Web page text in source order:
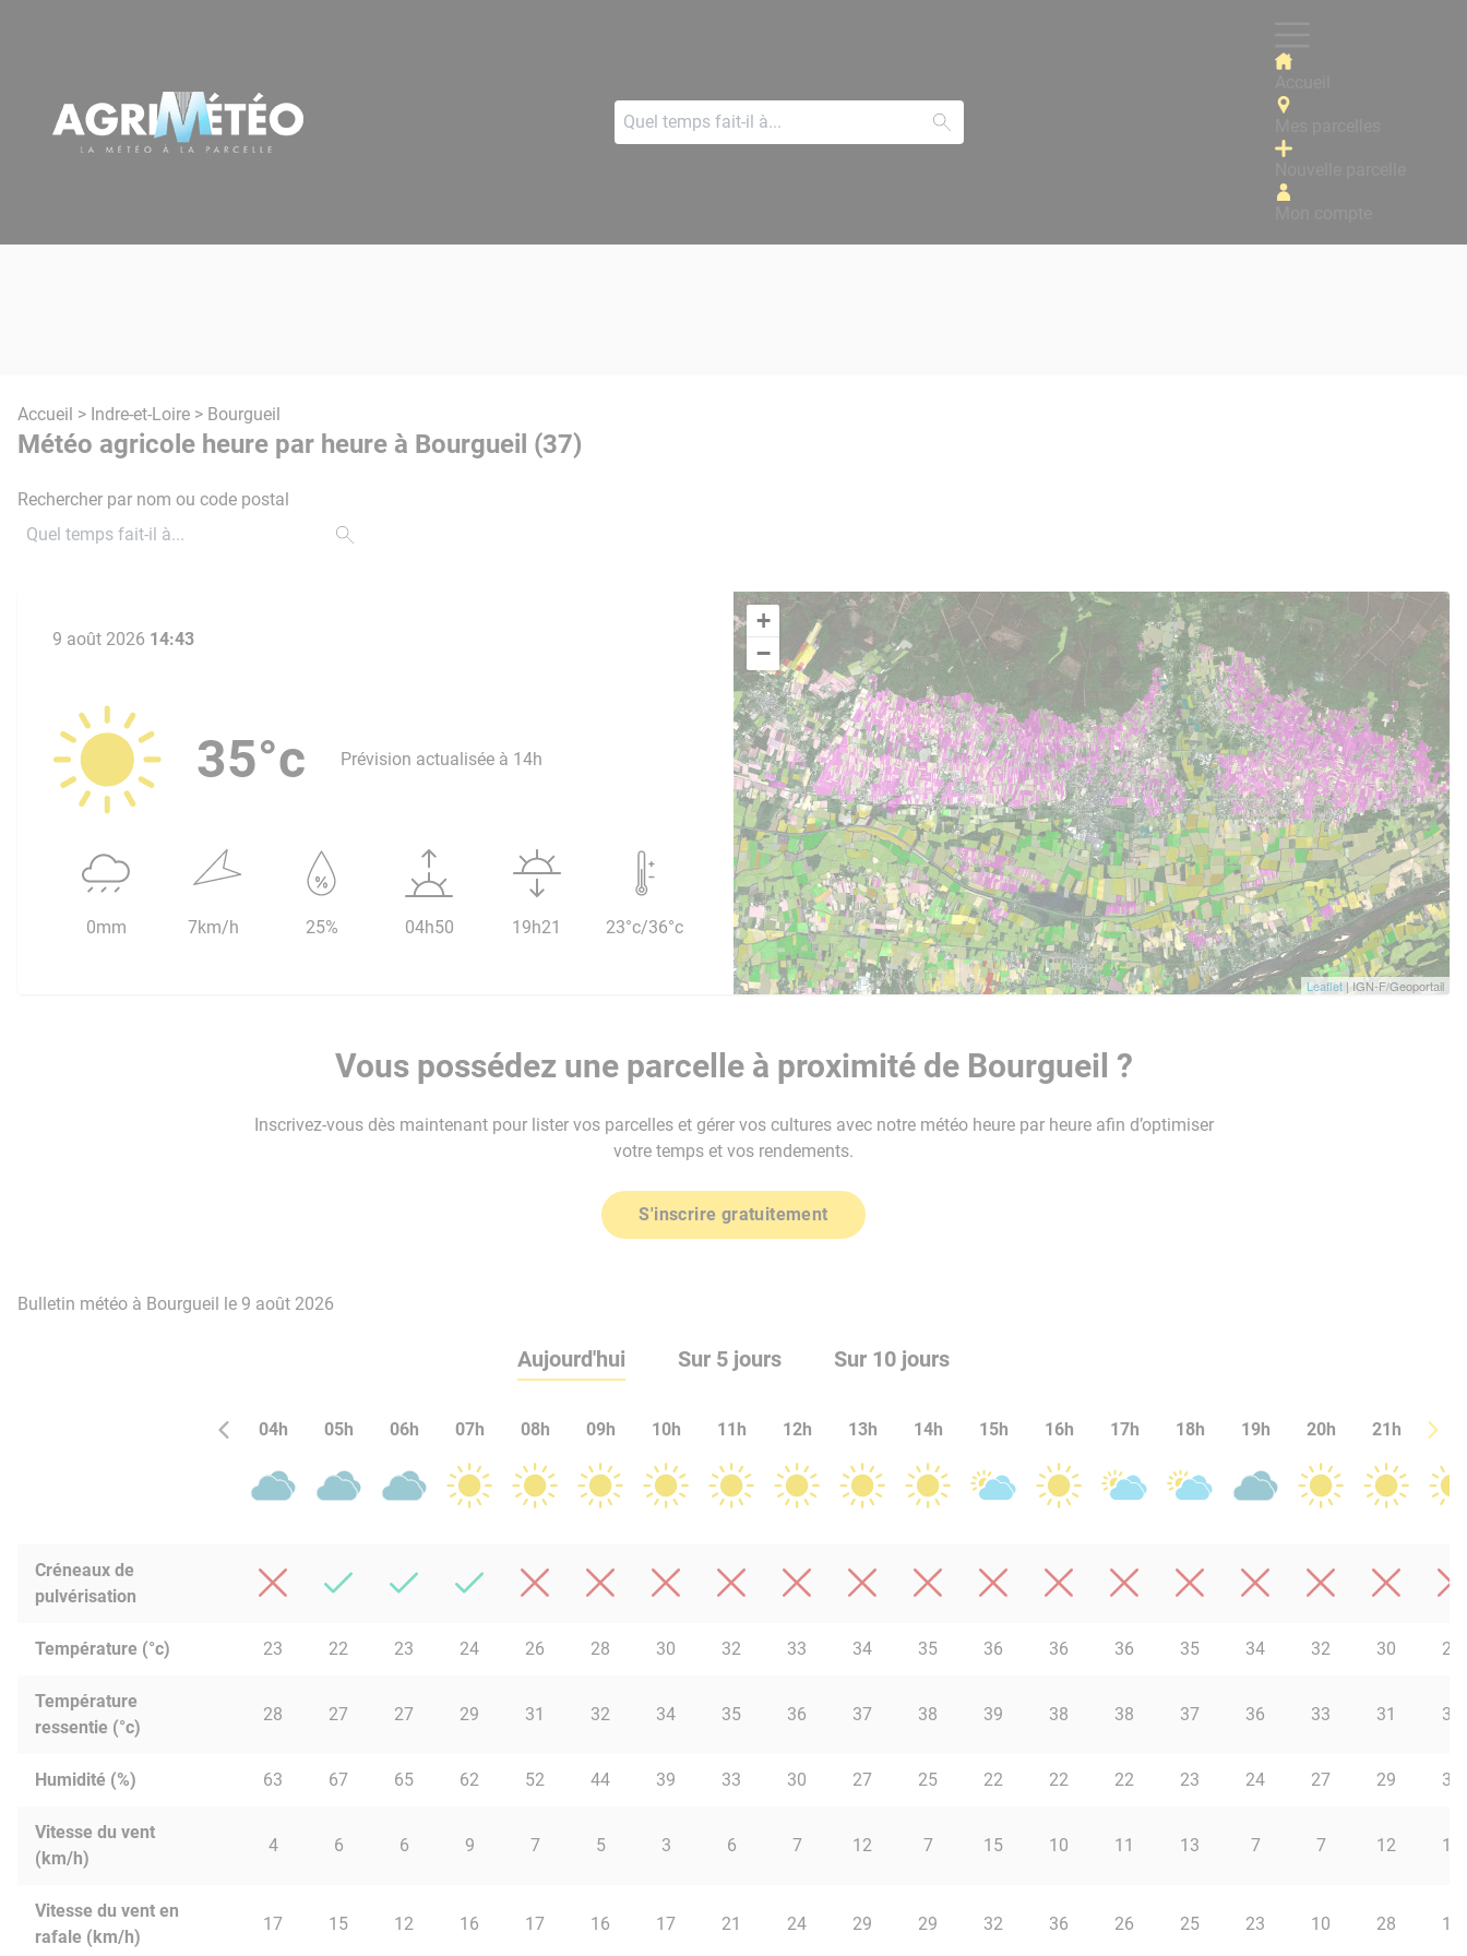
Accueil > Indre-et-Loire > Bourgueil
Météo agricole heure par heure à Bourgueil (37)
Rechercher par nom ou code postal
+
−
Leaflet | IGN-F/Geoportail
9 août 2026 14:43
35°c Prévision actualisée à 14h
0mm 7km/h 25% 04h50 19h21 23°c/36°c
Vous possédez une parcelle à proximité de Bourgueil ?
Inscrivez-vous dès maintenant pour lister vos parcelles et gérer vos cultures avec notre météo heure par heure afin d’optimiser
votre temps et vos rendements.
S'inscrire gratuitement
Bulletin météo à Bourgueil le 9 août 2026
Aujourd'hui Sur 5 jours Sur 10 jours
04h 05h 06h 07h 08h 09h 10h 11h 12h 13h 14h 15h 16h 17h 18h 19h 20h 21h 22h
Créneaux de
pulvérisation
Température (°c) 23 22 23 24 26 28 30 32 33 34 35 36 36 36 35 34 32 30 29
Température
ressentie (°c)
28 27 27 29 31 32 34 35 36 37 38 39 38 38 37 36 33 31 30
Humidité (%) 63 67 65 62 52 44 39 33 30 27 25 22 22 22 23 24 27 29 32
Vitesse du vent
(km/h)
4 6 6 9 7 5 3 6 7 12 7 15 10 11 13 7 7 12 11
Vitesse du vent en
rafale (km/h)
17 15 12 16 17 16 17 21 24 29 29 32 36 26 25 23 10 28 19